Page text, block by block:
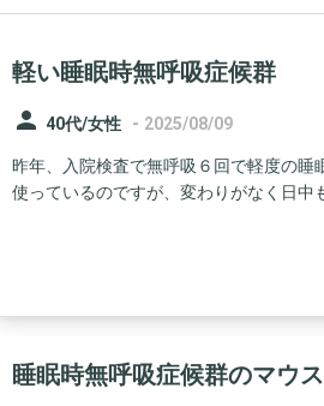
軽い睡眠時無呼吸症候群
person 40代/女性 - 2025/08/09
昨年、入院検査で無呼吸６回で軽度の
使っているのですが、変わりがなく日中
睡眠時無呼吸症候群のマウ